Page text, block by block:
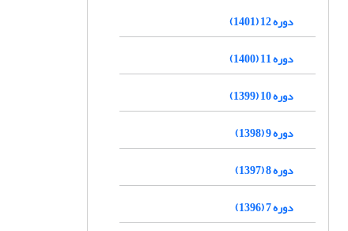
دوره 12 (1401)
دوره 11 (1400)
دوره 10 (1399)
دوره 9 (1398)
دوره 8 (1397)
دوره 7 (1396)